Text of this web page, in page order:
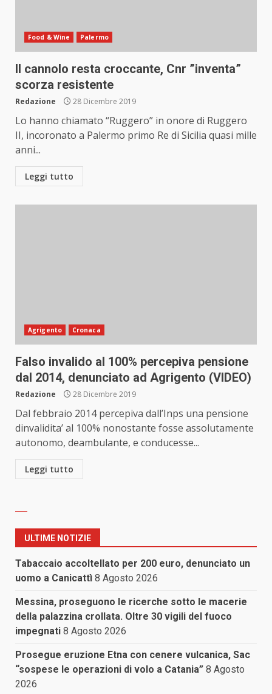
Food & Wine Palermo
Il cannolo resta croccante, Cnr ”inventa”
scorza resistente
Redazione 28 Dicembre 2019
Lo hanno chiamato “Ruggero” in onore di Ruggero
II, incoronato a Palermo primo Re di Sicilia quasi mille
anni...
Leggi tutto
Agrigento Cronaca
Falso invalido al 100% percepiva pensione
dal 2014, denunciato ad Agrigento (VIDEO)
Redazione 28 Dicembre 2019
Dal febbraio 2014 percepiva dall’Inps una pensione
dinvalidita’ al 100% nonostante fosse assolutamente
autonomo, deambulante, e conducesse...
Leggi tutto
ULTIME NOTIZIE
Tabaccaio accoltellato per 200 euro, denunciato un
uomo a Canicattì 8 Agosto 2026
Messina, proseguono le ricerche sotto le macerie
della palazzina crollata. Oltre 30 vigili del fuoco
impegnati 8 Agosto 2026
Prosegue eruzione Etna con cenere vulcanica, Sac
“sospese le operazioni di volo a Catania” 8 Agosto
2026